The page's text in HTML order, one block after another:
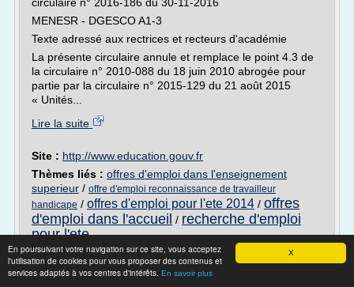
X
En poursuivant votre navigation sur ce site, vous acceptez
l'utilisation de cookies pour vous proposer des contenus et
services adaptés à vos centres d'intérêts. En savoir plus
MENESR - DGESCO A1-3
Texte adressé aux rectrices et recteurs d'académie
La présente circulaire annule et remplace le point 4.3 de
la circulaire n° 2010-088 du 18 juin 2010 abrogée pour
partie par la circulaire n° 2015-129 du 21 août 2015
« Unités...
Lire la suite
Site : http://www.education.gouv.fr
Thèmes liés : offres d'emploi dans l'enseignement
superieur / offre d'emploi reconnaissance de travailleur
handicape / offres d'emploi pour l'ete 2014 / offres
d'emploi dans l'accueil / recherche d'emploi
pour l'ete
Contrat de travail à durée déterminée en
France — Wikipédia